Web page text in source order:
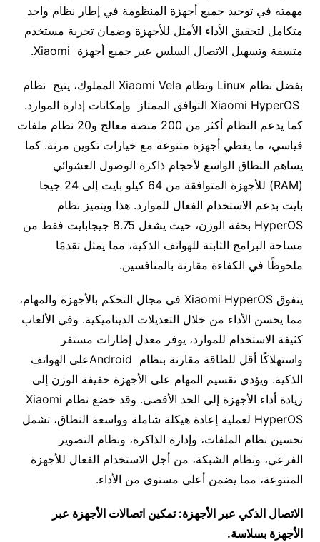
مهمته في توحيد جميع أجهزة المنظومة في إطار نظام واحد
متكامل لتحقيق الأداء الأمثل للأجهزة وضمان تجربة مستخدم
متسقة وتسهيل الاتصال السلس عبر جميع أجهزة Xiaomi.
بفضل نظام Linux ونظام Xiaomi Vela المملوك، يتيح نظام
Xiaomi HyperOS التوافق الممتاز وإمكانات إدارة الموارد.
كما يدعم النظام أكثر من 200 منصة معالج و20 نظام ملفات
قياسي، ما يغطي أجهزة متنوعة مع خيارات تكوين مرنة. كما
يساهم النطاق الواسع لأحجام ذاكرة الوصول العشوائي
(RAM) للأجهزة المتوافقة من 64 كيلو بايت إلى 24 جيجا
بايت بدعم الاستخدام الفعال للموارد. هذا ويتميز نظام
HyperOS بخفة الوزن، حيث يشغل 8.75 جيجابايت فقط من
مساحة البرامج الثابتة للهواتف الذكية، مما يمثل تقدمًا
ملحوظًا في الكفاءة مقارنة بالمنافسين.
يتفوق Xiaomi HyperOS في مجال التحكم بالأجهزة والمهام،
مما يحسن الأداء من خلال التعديلات الديناميكية. وفي الألعاب
كثيفة الاستخدام للموارد، يوفر معدل إطارات مستقر
واستهلاكًا أقل للطاقة مقارنة بنظام Androidعلى الهواتف
الذكية. ويؤدي تقسيم المهام على الأجهزة خفيفة الوزن إلى
زيادة أداء الأجهزة إلى الحد الأقصى. وقد خضع نظام Xiaomi
HyperOS لعملية إعادة هيكلة شاملة وواسعة النطاق، تشمل
تحسين نظام الملفات، وإدارة الذاكرة، ونظام التصوير
الفرعي، ونظام الشبكة، من أجل الاستخدام الفعال للأجهزة
المتنوعة، مما يضمن أعلى مستوى من الأداء.
الاتصال الذكي عبر الأجهزة: تمكين اتصالات الأجهزة عبر
الأجهزة بسلاسة.